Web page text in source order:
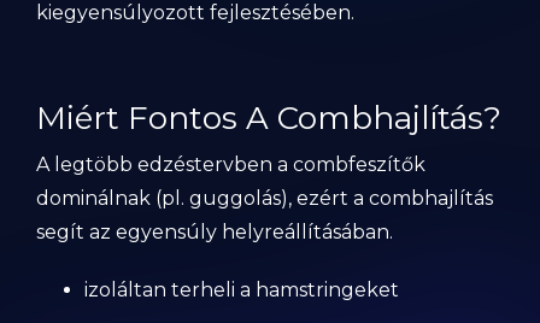
kiegyensúlyozott fejlesztésében.
Miért Fontos A Combhajlítás?
A legtöbb edzéstervben a combfeszítők
dominálnak (pl. guggolás), ezért a combhajlítás
segít az egyensúly helyreállításában.
izoláltan terheli a hamstringeket